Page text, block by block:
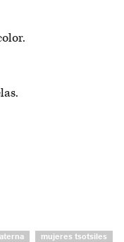
mujeres tsotsiles